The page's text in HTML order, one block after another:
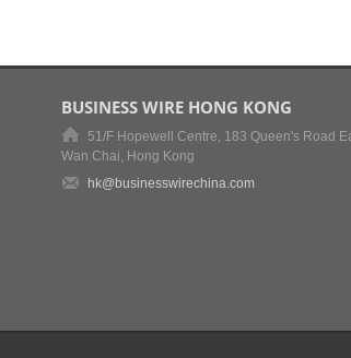
BUSINESS WIRE HONG KONG
51/F Hopewell Centre, 183 Queen's Road
Wan Chai, Hong Kong
hk@businesswirechina.com